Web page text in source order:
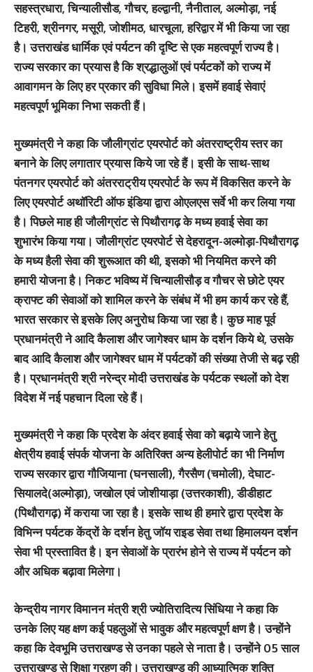
सहस्त्रधारा, चिन्यालीसौड, गौचर, हल्द्वानी, नैनीताल, अल्मोड़ा, नई
टिहरी, श्रीनगर, मसूरी, जोशीमठ, धारचूला, हरिद्वार में भी किया जा रहा
है। उत्तराखंड धार्मिक एवं पर्यटन की दृष्टि से एक महत्वपूर्ण राज्य है।
राज्य सरकार का प्रयास है कि श्रद्धालुओं एवं पर्यटकों को राज्य में
आवागमन के लिए हर प्रकार की सुविधा मिले। इसमें हवाई सेवाएं
महत्वपूर्ण भूमिका निभा सकती हैं।
मुख्यमंत्री ने कहा कि जौलीग्रांट एयरपोर्ट को अंतरराष्ट्रीय स्तर का
बनाने के लिए लगातार प्रयास किये जा रहे हैं। इसी के साथ-साथ
पंतनगर एयरपोर्ट को अंतरराट्रीय एयरपोर्ट के रूप में विकसित करने के
लिए एयरपोर्ट अथॉरिटी ऑफ इंडिया द्वारा ओएलएस सर्वे भी कर लिया गया
है। पिछले माह ही जौलीग्रांट से पिथौरागढ़ के मध्य हवाई सेवा का
शुभारंभ किया गया। जौलीग्रांट एयरपोर्ट से देहरादून-अल्मोड़ा-पिथौरागढ़
के मध्य हैली सेवा की शुरूआत की थी, इसको भी नियमित करने की
हमारी योजना है। निकट भविष्य में चिन्यालीसौड़ व गौचर से छोटे एयर
क्राफ्ट की सेवाओं को शामिल करने के संबंध में भी हम कार्य कर रहे हैं,
भारत सरकार से इसके लिए अनुरोध किया जा रहा है। कुछ माह पूर्व
प्रधानमंत्री ने आदि कैलाश और जागेश्वर धाम के दर्शन किये थे, उसके
बाद आदि कैलाश और जागेश्वर धाम में पर्यटकों की संख्या तेजी से बढ़ रही
है। प्रधानमंत्री श्री नरेन्द्र मोदी उत्तराखंड के पर्यटक स्थलों को देश
विदेश में नई पहचान दिला रहे हैं।
मुख्यमंत्री ने कहा कि प्रदेश के अंदर हवाई सेवा को बढ़ाये जाने हेतु
क्षेत्रीय हवाई संपर्क योजना के अतिरिक्त अन्य हेलीपोर्ट का भी निर्माण
राज्य सरकार द्वारा गौजियाना (घनसाली), गैरसैण (चमोली), देघाट-
सियालदे(अल्मोड़ा), जखोल एवं जोशीयाड़ा (उत्तरकाशी), डीडीहाट
(पिथौरागढ़) में कराया जा रहा है। इसके साथ ही हमारे द्वारा प्रदेश के
विभिन्न पर्यटक केंद्रों के दर्शन हेतु जॉय राइड सेवा तथा हिमालयन दर्शन
सेवा भी प्रस्तावित है। इन सेवाओं के प्रारंभ होने से राज्य में पर्यटन को
और अधिक बढ़ावा मिलेगा।
केन्द्रीय नागर विमानन मंत्री श्री ज्योतिरादित्य सिंधिया ने कहा कि
उनके लिए यह क्षण कई पहलुओं से भावुक और महत्वपूर्ण क्षण है। उन्होंने
कहा कि देवभूमि उत्तराखण्ड से उनका पहले से नाता है। उन्होंने 05 साल
उत्तराखण्ड से शिक्षा ग्रहण की। उत्तराखण्ड की आध्यात्मिक शक्ति